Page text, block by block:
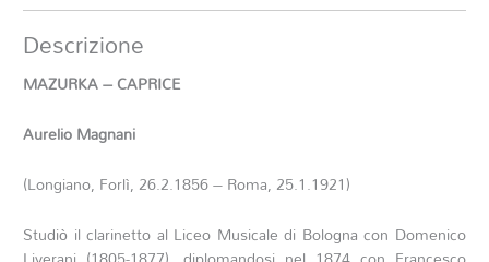
Descrizione
MAZURKA – CAPRICE
Aurelio Magnani
(Longiano, Forlì, 26.2.1856 – Roma, 25.1.1921)
Studiò il clarinetto al Liceo Musicale di Bologna con Domenico